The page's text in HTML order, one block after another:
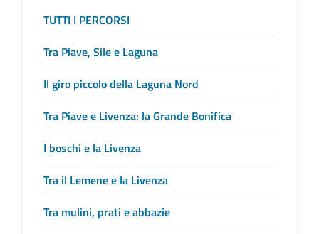
TUTTI I PERCORSI
Tra Piave, Sile e Laguna
Il giro piccolo della Laguna Nord
Tra Piave e Livenza: la Grande Bonifica
I boschi e la Livenza
Tra il Lemene e la Livenza
Tra mulini, prati e abbazie